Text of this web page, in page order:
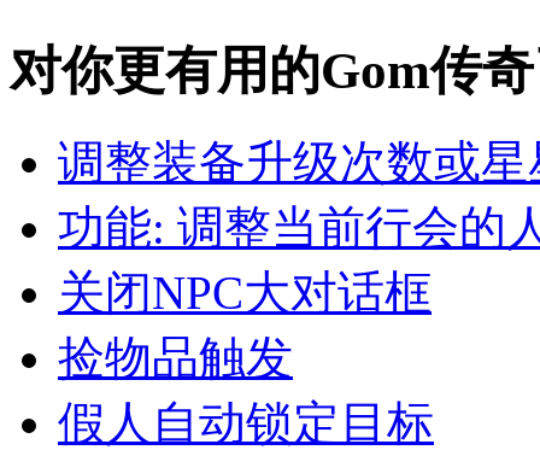
对你更有用的Gom传
调整装备升级次数或
功能: 调整当前行会的
关闭NPC大对话框
捡物品触发
假人自动锁定目标